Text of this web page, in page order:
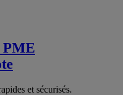
PME
et sécurisés.